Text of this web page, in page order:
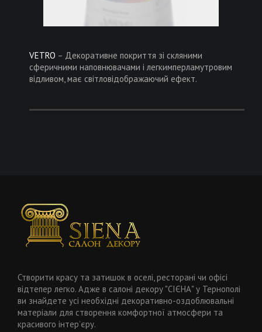
VETRO – Декоративне покриття зі скляними
сферичними наповнювачами і легкимперламутровим
відливом, має світловідображаючий ефект.
Створити красу та затишок в оселі, ресторані чи офісі
відтепер легко. Адже в салоні декору "СІЄНА" у Тернополі
ви знайдете усі необхідні декоративно-оздоблювальні
матеріали для створення комфортної атмосфери та
красивого інтер’єру.